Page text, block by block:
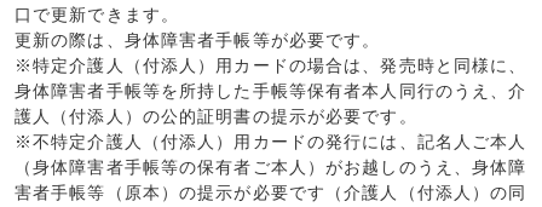
口で更新できます。
更新の際は、身体障害者手帳等が必要です。
※特定介護人（付添人）用カードの場合は、発売時と同様に、
身体障害者手帳等を所持した手帳等保有者本人同行のうえ、介
護人（付添人）の公的証明書の提示が必要です。
※不特定介護人（付添人）用カードの発行には、記名人ご本人
（身体障害者手帳等の保有者ご本人）がお越しのうえ、身体障
害者手帳等（原本）の提示が必要です（介護人（付添人）の同